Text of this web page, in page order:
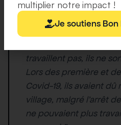
car la majorité des
salariés. Ils
appelle le « secteur
travaillent pas, ils ne
Lors des première et
Covid-19, ils avaient dû
village, malgré l’arrêt
ne pouvaient plus
multiplier notre impact !
Je soutiens